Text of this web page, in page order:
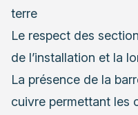
terre
Le respect des
de l’installation et la
La présence de la
cuivre permettant les